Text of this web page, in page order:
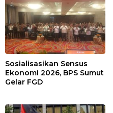
Sosialisasikan Sensus
Ekonomi 2026, BPS Sumut
Gelar FGD